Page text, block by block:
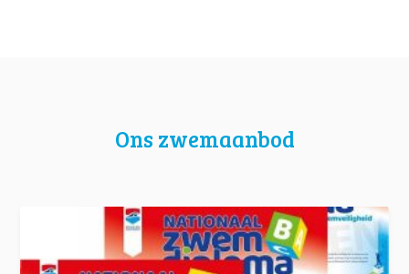
Ons zwemaanbod